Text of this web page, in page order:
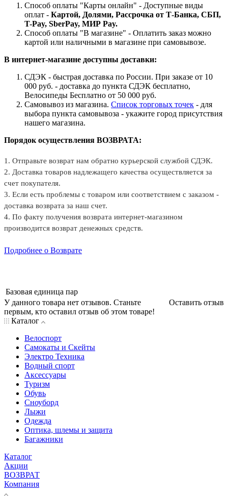
Способ оплаты "Карты онлайн" - Доступные виды
оплат - Картой, Долями, Рассрочка от Т-Банка, СБП,
T-Pay, SberPay, МИР Pay.
Способ оплаты "В магазине" - Оплатить заказ можно
картой или наличными в магазине при самовывозе.
В интернет-магазине доступны доставки:
СДЭК - быстрая доставка по России. При заказе от 10
000 руб. - доставка до пункта СДЭК бесплатно,
Велосипеды Бесплатно от 50 000 руб.
Самовывоз из магазина. Список торговых точек - для
выбора пункта самовывоза - укажите город присутствия
нашего магазина.
Порядок осуществления ВОЗВРАТА:
1. Отправьте возврат нам обратно курьерской службой СДЭК.
2. Доставка товаров надлежащего качества осуществляется за
счет покупателя.
3. Если есть проблемы с товаром или соответствием с заказом -
доставка возврата за наш счет.
4. По факту получения возврата интернет-магазином
производится возврат денежных средств.
Подробнее о Возврате
Базовая единица пар
Оставить отзыв
У данного товара нет отзывов. Станьте
первым, кто оставил отзыв об этом товаре!
Каталог
Велоспорт
Самокаты и Скейты
Электро Техника
Водный спорт
Аксессуары
Туризм
Обувь
Сноуборд
Лыжи
Одежда
Оптика, шлемы и защита
Багажники
Каталог
Акции
ВОЗВРАТ
Компания